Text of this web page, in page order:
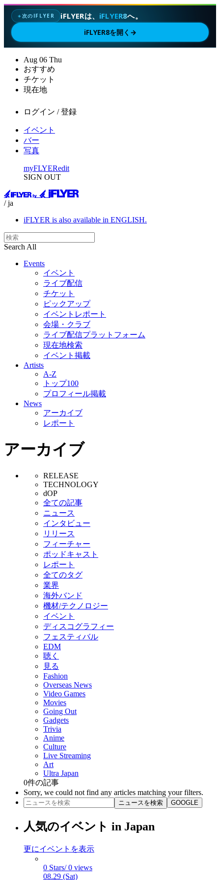
✦次のIFLYER iFLYERは、 iFLYER8へ。
iFLYER8を開く →
Aug 06 Thu
おすすめ
チケット
現在地
ログイン / 登録
イベント
バー
写真
myFLYERedit
SIGN OUT
/ ja
iFLYER is also available in ENGLISH.
Search All
Events
イベント
ライブ配信
チケット
ピックアップ
イベントレポート
会場・クラブ
ライブ配信プラットフォーム
現在地検索
イベント掲載
Artists
A-Z
トップ100
プロフィール掲載
News
アーカイブ
レポート
アーカイブ
RELEASE
TECHNOLOGY
dOP
全ての記事
ニュース
インタビュー
リリース
フィーチャー
ポッドキャスト
レポート
全てのタグ
業界
海外バンド
機材/テクノロジー
イベント
ディスコグラフィー
フェスティバル
EDM
聴く
見る
Fashion
Overseas News
Video Games
Movies
Going Out
Gadgets
Trivia
Anime
Culture
Live Streaming
Art
Ultra Japan
0件の記事
Sorry, we could not find any articles matching your filters.
ニュースを検索 GOOGLE
人気のイベント in Japan
更にイベントを表示
0 Stars/ 0 views
08.29 (Sat)